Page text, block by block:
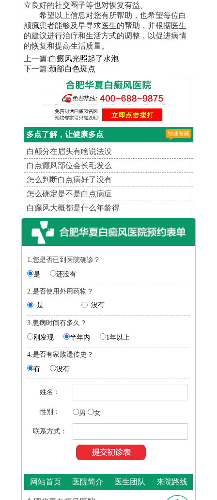
立良好的社交圈子等也对恢复有益。
希望以上信息对您有所帮助，也希望每位白
颠疯患者能够及早寻求医生的帮助，并根据医生
的建议进行治疗和生活方式的调整，以促进病情
的恢复和提高生活质量。
上一篇:白癜风光照起了水泡
下一篇:颈部白色斑点
多点了解，让健康多点
白颠分在眉头有啥说法没
白点癫风部位会长毛发么
怎么判断白点病好了没有
怎么确定是不是白点病症
白癫风大概都是什么年龄得
1.您是否已到医院确诊？
是
还没有
2.是否使用外用药物？
是
没有
3.患病时间有多久？
刚发现
半年内 1年以上
4.是否有家族遗传史？
有
没有
姓名：
性别： 男 女
联系方式：
网站首页 医院简介 医生团队 来院路线